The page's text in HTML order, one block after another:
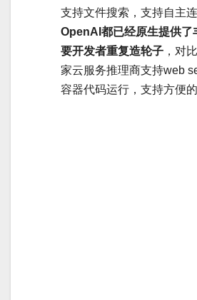
支持文件搜索，支持自主
OpenAI都已经原生提供了
要开发者重复造轮子 ，对
家云服务推理商支持web
容器代码运行，支持方便的